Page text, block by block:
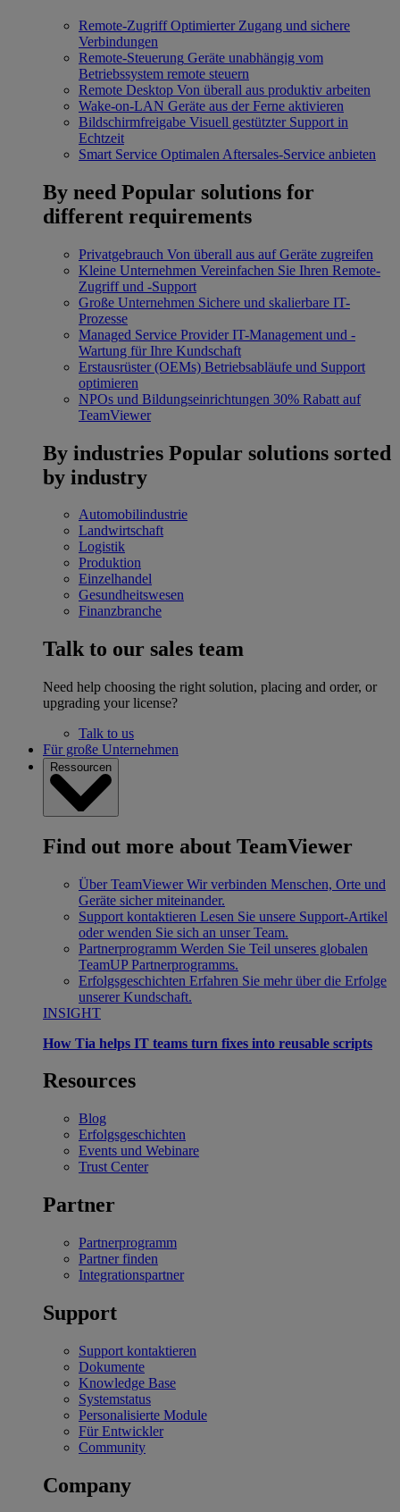
Remote-Zugriff Optimierter Zugang und sichere
Verbindungen
Remote-Steuerung Geräte unabhängig vom
Betriebssystem remote steuern
Remote Desktop Von überall aus produktiv arbeiten
Wake-on-LAN Geräte aus der Ferne aktivieren
Bildschirmfreigabe Visuell gestützter Support in
Echtzeit
Smart Service Optimalen Aftersales-Service anbieten
By need Popular solutions for
different requirements
Privatgebrauch Von überall aus auf Geräte zugreifen
Kleine Unternehmen Vereinfachen Sie Ihren Remote-
Zugriff und -Support
Große Unternehmen Sichere und skalierbare IT-
Prozesse
Managed Service Provider IT-Management und -
Wartung für Ihre Kundschaft
Erstausrüster (OEMs) Betriebsabläufe und Support
optimieren
NPOs und Bildungseinrichtungen 30% Rabatt auf
TeamViewer
By industries Popular solutions sorted
by industry
Automobilindustrie
Landwirtschaft
Logistik
Produktion
Einzelhandel
Gesundheitswesen
Finanzbranche
Talk to our sales team
Need help choosing the right solution, placing and order, or
upgrading your license?
Talk to us
Für große Unternehmen
Ressourcen
Find out more about TeamViewer
Über TeamViewer Wir verbinden Menschen, Orte und
Geräte sicher miteinander.
Support kontaktieren Lesen Sie unsere Support-Artikel
oder wenden Sie sich an unser Team.
Partnerprogramm Werden Sie Teil unseres globalen
TeamUP Partnerprogramms.
Erfolgsgeschichten Erfahren Sie mehr über die Erfolge
unserer Kundschaft.
INSIGHT
How Tia helps IT teams turn fixes into reusable scripts
Resources
Blog
Erfolgsgeschichten
Events und Webinare
Trust Center
Partner
Partnerprogramm
Partner finden
Integrationspartner
Support
Support kontaktieren
Dokumente
Knowledge Base
Systemstatus
Personalisierte Module
Für Entwickler
Community
Company